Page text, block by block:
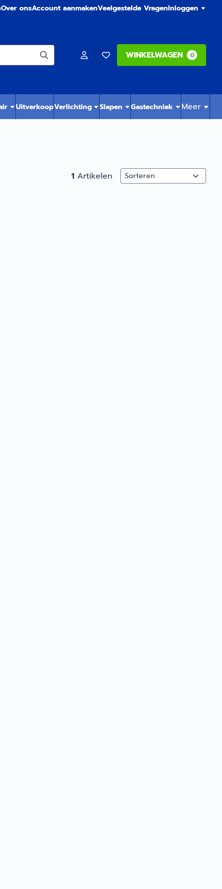
Over onsAccount aanmakenVeelgestelde VragenInloggen
WINKELWAGEN 0
UitverkoopVerlichting Slapen Gastechniek Meer
1 Artikelen Sorteermethode